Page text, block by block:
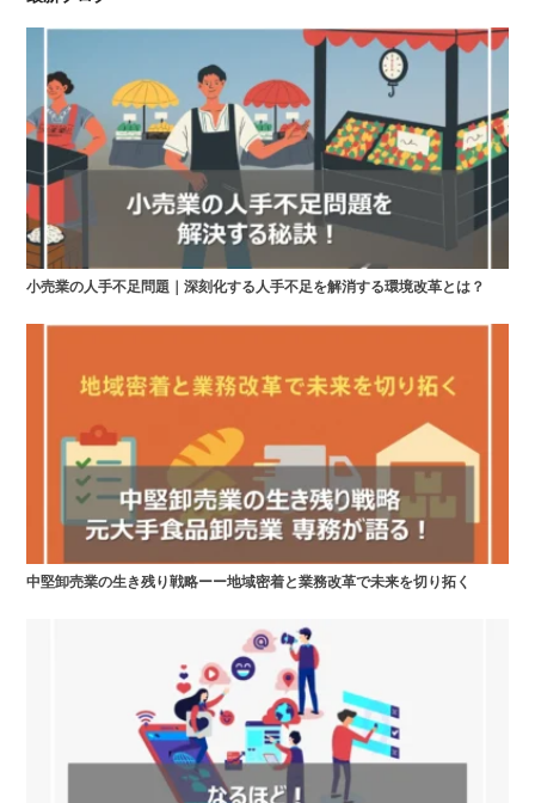
小売業の人手不足問題｜深刻化する人手不足を解消する環境改革とは？
中堅卸売業の生き残り戦略ーー地域密着と業務改革で未来を切り拓く